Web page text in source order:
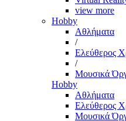
view more
Hobby
Αθλήματα
/
Ελεύθερος
/
Μουσικά
Hobby
Αθλήματα
Ελεύθερος
Μουσικά